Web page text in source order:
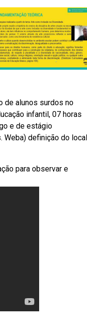
de alunos surdos no
infantil, 07 horas
e de estágio
Weba) definição do local
para observar e